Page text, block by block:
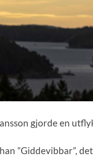
gjorde en
”Giddevibbar”,